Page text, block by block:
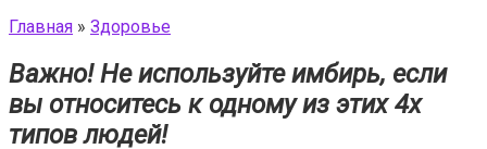
Главная » Здоровье
Важно! Не используйте имбирь, если
вы относитесь к одному из этих 4х
типов людей!